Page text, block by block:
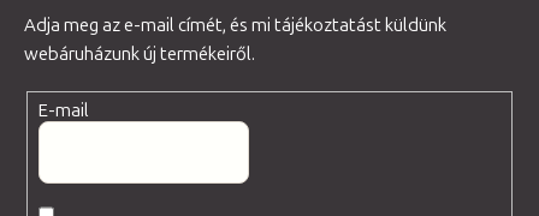
Adja meg az e-mail címét, és mi tájékoztatást küldünk
webáruházunk új termékeiről.
E-mail